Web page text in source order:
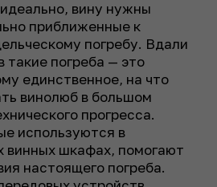
вину нужны
приближенные к
погребу. Вдали
такие погреба — это
единственное, на что
винолюб в большом
прогресса.
используются в
винных шкафах, помогают
настоящего погреба.